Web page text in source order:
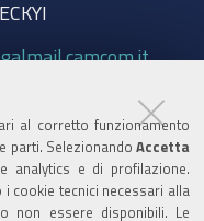
al corretto funzionamento
parti. Selezionando Accetta
analytics e di profilazione.
cookie tecnici necessari alla
non essere disponibili. Le